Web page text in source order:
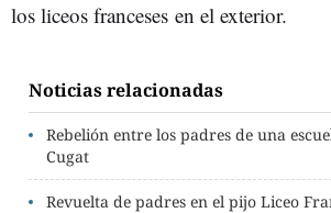
los liceos franceses en el exterior.
Noticias relacionadas
Rebelión entre los padres de una
Cugat
Revuelta de padres en el pijo Liceo